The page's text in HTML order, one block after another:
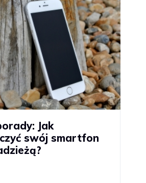
Jak
swój smartfon